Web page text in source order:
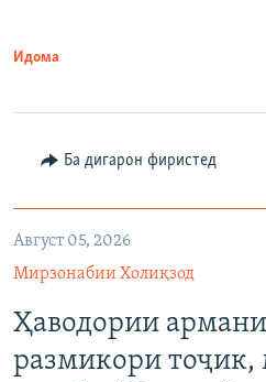
Идома
Ба дигарон фиристед
Август 05, 2026
Мирзонабии Холиқзод
Ҳаводории
размикори